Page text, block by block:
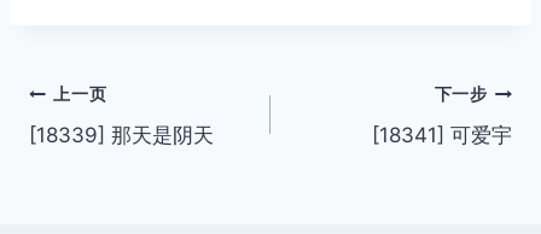
文
章
上一页
[18339] 那天是阴天
下一步
[18341] 可爱宇